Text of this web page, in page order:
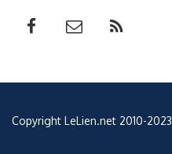
Copyright LeLien.net 2010-2023